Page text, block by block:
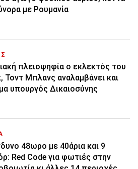
με Ρουμανία
πλειοψηφία ο εκλεκτός του
Τοντ Μπλανς αναλαμβάνει και
υπουργός Δικαιοσύνης
48ωρο με 40άρια και 9
Red Code για φωτιές στην